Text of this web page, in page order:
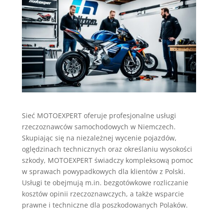
Sieć MOTOEXPERT oferuje profesjonalne usługi
rzeczoznawców samochodowych w Niemczech.
Skupiając się na niezależnej wycenie pojazdów,
oględzinach technicznych oraz określaniu wysokości
szkody, MOTOEXPERT świadczy kompleksową pomoc
w sprawach powypadkowych dla klientów z Polski.
Usługi te obejmują m.in. bezgotówkowe rozliczanie
kosztów opinii rzeczoznawczych, a także wsparcie
prawne i techniczne dla poszkodowanych Polaków.